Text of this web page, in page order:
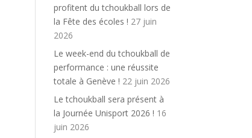
profitent du tchoukball lors de
la Fête des écoles ! 27 juin
2026
Le week-end du tchoukball de
performance : une réussite
totale à Genève ! 22 juin 2026
Le tchoukball sera présent à
la Journée Unisport 2026 ! 16
juin 2026